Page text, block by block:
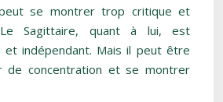
se montrer trop critique et
Le Sagittaire, quant à lui, est
indépendant. Mais il peut être
de concentration et se montrer